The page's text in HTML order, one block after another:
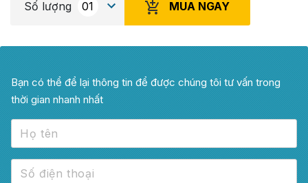
Số lượng MUA NGAY
Bạn có thể để lại thông tin để được chúng tôi tư vấn trong
thời gian nhanh nhất